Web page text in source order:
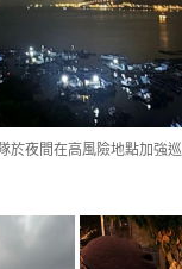
於夜間在高風險地點加強